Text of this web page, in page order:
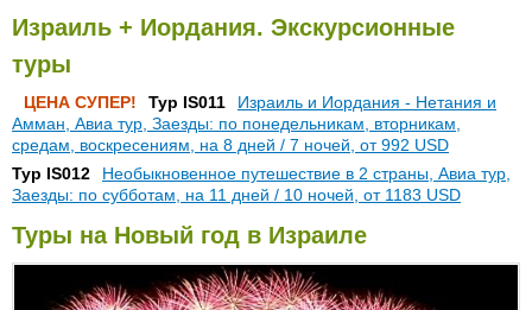
Израиль + Иордания. Экскурсионные
туры
ЦЕНА СУПЕР! Тур IS011
Израиль и Иордания - Нетания и
Амман, Авиа тур, Заезды: по понедельникам, вторникам,
средам, воскресениям, на 8 дней / 7 ночей, от 992 USD
Тур IS012
Необыкновенное путешествие в 2 страны, Авиа тур,
Заезды: по субботам, на 11 дней / 10 ночей, от 1183 USD
Туры на Новый год в Израиле